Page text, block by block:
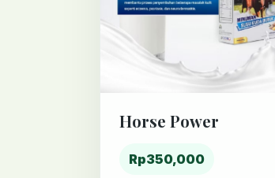
Horse Power
Rp350,000